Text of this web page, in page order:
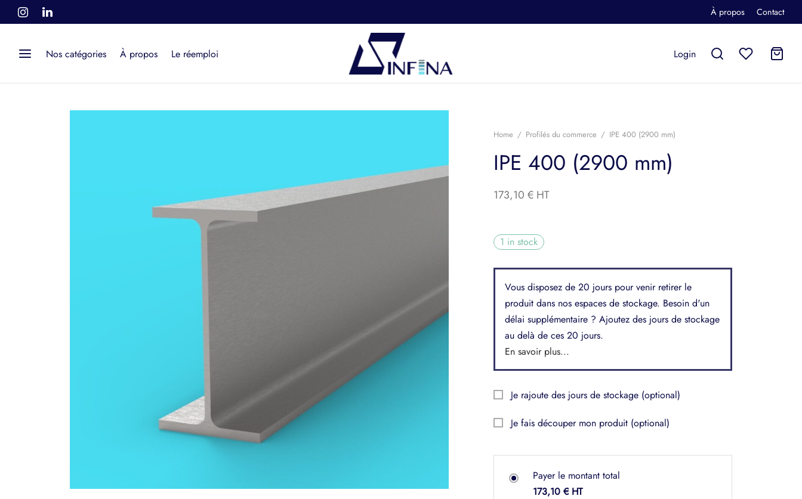
À propos Contact
Nos catégories À propos Le réemploi Login
Home / Profilés du commerce / IPE 400 (2900 mm)
IPE 400 (2900 mm)
173,10 €
1 in stock
Vous disposez de 20 jours pour venir retirer le
produit dans nos espaces de stockage. Besoin d'un
délai supplémentaire ? Ajoutez des jours de stockage
au delà de ces 20 jours.
En savoir plus...
Je rajoute des jours de stockage (optional)
Je fais découper mon produit (optional)
Payer le montant total
173,10 €